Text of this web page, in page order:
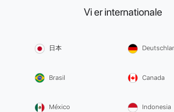
Vi er internationale
日本
Brasil Canada
México Indonesia